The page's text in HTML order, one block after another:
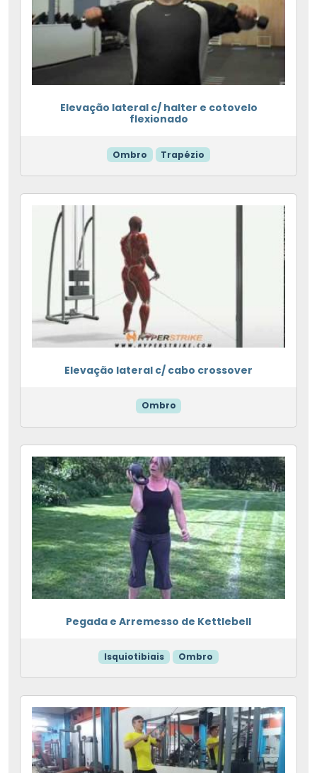
Elevação lateral c/ halter e cotovelo
flexionado
Ombro Trapézio
Elevação lateral c/ cabo crossover
Ombro
Pegada e Arremesso de Kettlebell
Isquiotibiais Ombro